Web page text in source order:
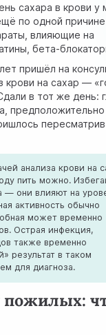
сахара в крови у
по одной
влияющие на
бета-
пришёл на
крови на сахар —
в тот же день:
предположительно
анализа крови на
пить можно.
— они влияют на
активность обычно
может временно
Острая инфекция,
также временно
результат в таком
для диагноза.
пожилых: